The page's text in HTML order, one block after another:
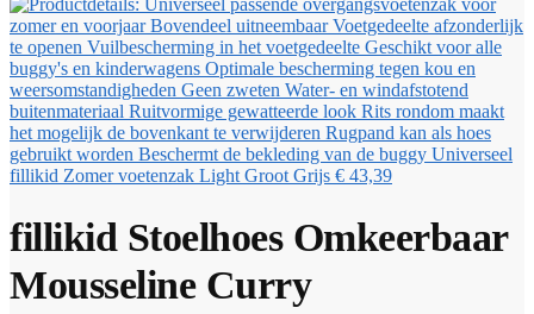
fillikid Zomer voetenzak Light Groot Grijs € 43,39
fillikid Stoelhoes Omkeerbaar
Mousseline Curry